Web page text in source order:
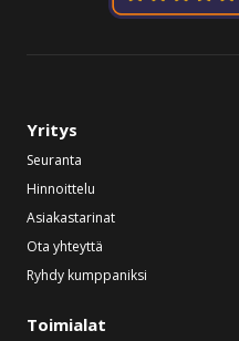
Yritys
Seuranta
Hinnoittelu
Asiakastarinat
Ota yhteyttä
Ryhdy kumppaniksi
Toimialat